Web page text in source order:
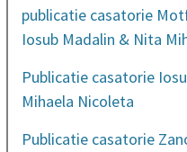
publicatie casatorie
Iosub Madalin & Nita
Publicatie casatorie
Mihaela Nicoleta
Publicatie casatorie